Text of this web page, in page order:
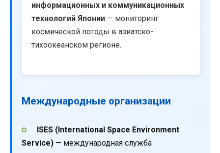
информационных и коммуникационных
технологий Японии — мониторинг
космической погоды в азиатско-
тихоокеанском регионе.
Международные организации
ISES (International Space Environment
Service) — международная служба